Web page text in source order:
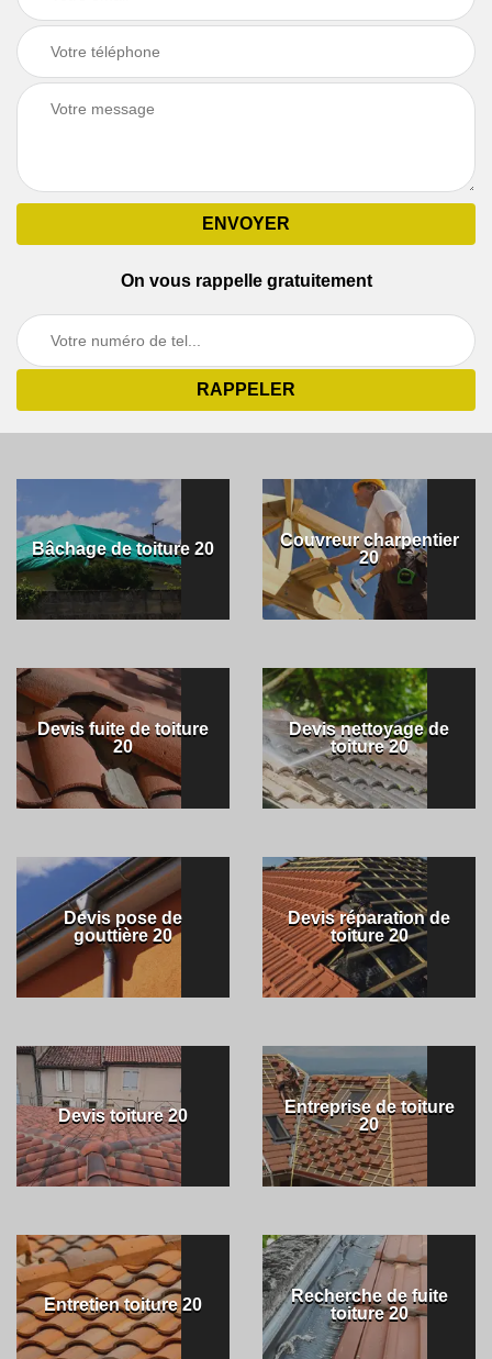
On vous rappelle gratuitement
Bâchage de toiture 20
Couvreur charpentier
20
Devis fuite de toiture
20
Devis nettoyage de
toiture 20
Devis pose de
gouttière 20
Devis réparation de
toiture 20
Devis toiture 20
Entreprise de toiture
20
Entretien toiture 20
Recherche de fuite
toiture 20